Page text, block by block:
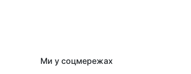
Ми у соцмережах